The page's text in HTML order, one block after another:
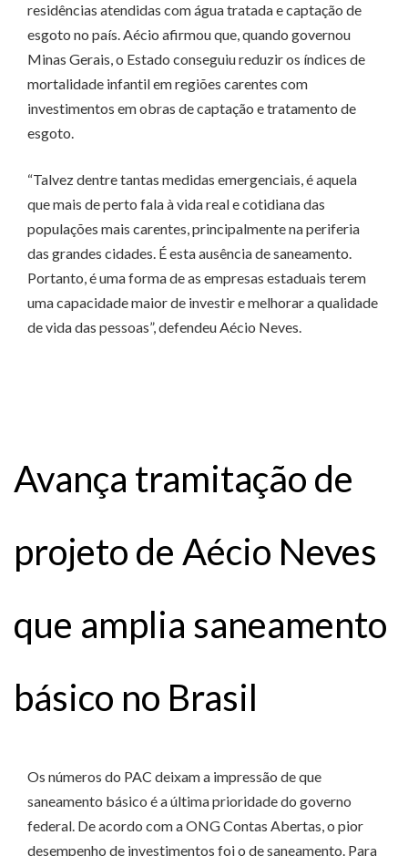
residências atendidas com água tratada e captação de
esgoto no país. Aécio afirmou que, quando governou
Minas Gerais, o Estado conseguiu reduzir os índices de
mortalidade infantil em regiões carentes com
investimentos em obras de captação e tratamento de
esgoto.
“Talvez dentre tantas medidas emergenciais, é aquela
que mais de perto fala à vida real e cotidiana das
populações mais carentes, principalmente na periferia
das grandes cidades. É esta ausência de saneamento.
Portanto, é uma forma de as empresas estaduais terem
uma capacidade maior de investir e melhorar a qualidade
de vida das pessoas”, defendeu Aécio Neves.
Avança tramitação de
projeto de Aécio Neves
que amplia saneamento
básico no Brasil
Os números do PAC deixam a impressão de que
saneamento básico é a última prioridade do governo
federal. De acordo com a ONG Contas Abertas, o pior
desempenho de investimentos foi o de saneamento. Para